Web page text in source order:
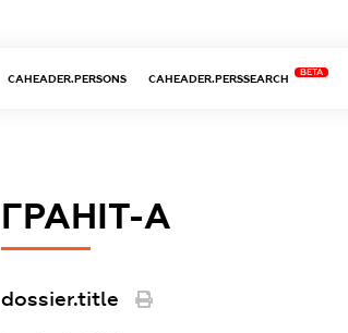
CAHEADER.PERSONS CAHEADER.PERSSEARCH
BETA
ГРАНІТ-А
dossier.title